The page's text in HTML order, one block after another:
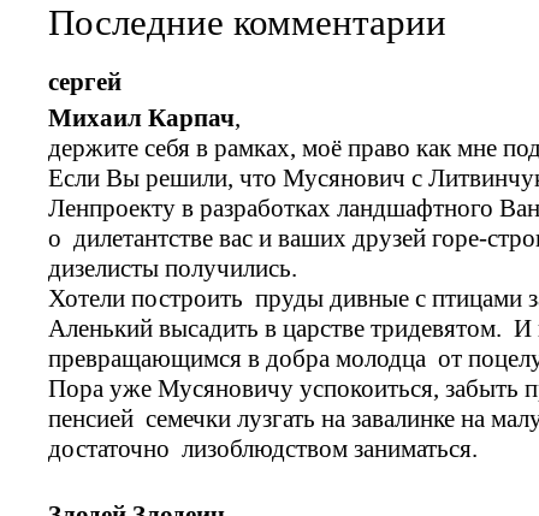
Последние комментарии
сергей
Михаил Карпач,
держите себя в рамках, моё право как мне
Если Вы решили, что Мусянович с
Ленпроекту в разработках ландшафтного
о дилетантстве вас и ваших друзей горе-
дизелисты получились.
Хотели построить пруды дивные с птицами
Аленький высадить в царстве тридевятом.
превращающимся в добра молодца от
Пора уже Мусяновичу успокоиться, забыть
пенсией семечки лузгать на завалинке на
достаточно лизоблюдством заниматься.